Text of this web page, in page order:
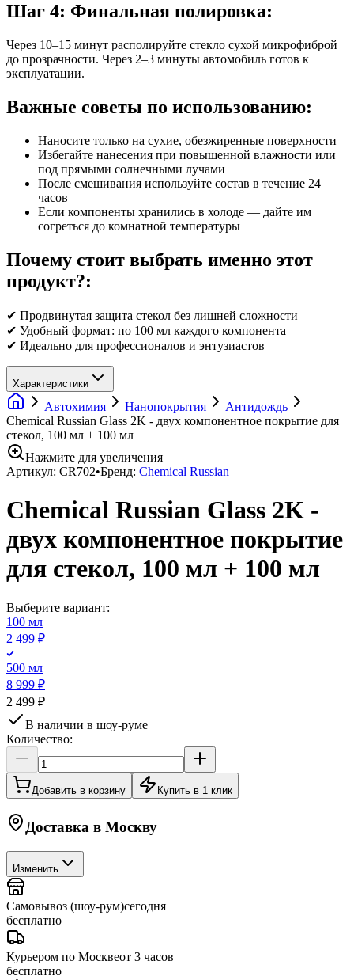
Шаг 4: Финальная полировка:
Через 10–15 минут располируйте стекло сухой микрофиброй
до прозрачности. Через 2–3 минуты автомобиль готов к
эксплуатации.
Важные советы по использованию:
Наносите только на сухие, обезжиренные поверхности
Избегайте нанесения при повышенной влажности или
под прямыми солнечными лучами
После смешивания используйте состав в течение 24
часов
Если компоненты хранились в холоде — дайте им
согреться до комнатной температуры
Почему стоит выбрать именно этот
продукт?:
✔ Продвинутая защита стекол без лишней сложности
✔ Удобный формат: по 100 мл каждого компонента
✔ Идеально для профессионалов и энтузиастов
Характеристики
Автохимия Нанопокрытия
Антидождь
Chemical Russian Glass 2K - двух компонентное покрытие для
стекол, 100 мл + 100 мл
Нажмите для увеличения
Артикул: CR702•Бренд: Chemical Russian
Chemical Russian Glass 2K -
двух компонентное покрытие
для стекол, 100 мл + 100 мл
Выберите вариант:
100 мл
2 499 ₽
500 мл
8 999 ₽
2 499 ₽
В наличии в шоу-руме
Количество:
Добавить в корзину Купить в 1 клик
Доставка в Москву
Изменить
Самовывоз (шоу-рум)сегодня
бесплатно
Курьером по Москвеот 3 часов
бесплатно